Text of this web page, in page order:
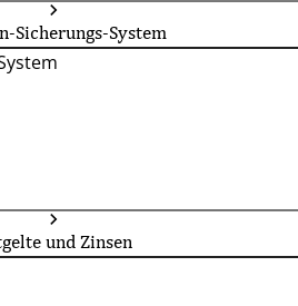
Sicherungs-System
und Zinsen